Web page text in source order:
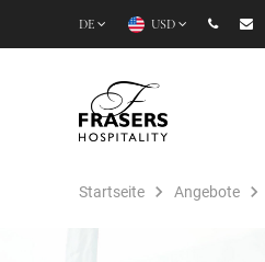
DE USD
Startseite Angebote